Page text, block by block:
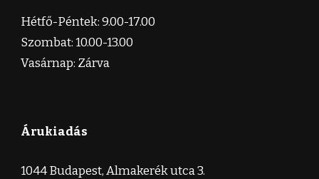
Hétfő-Péntek: 9.00-17.00
Szombat: 10.00-13.00
Vasárnap: Zárva
Árukiadás
1044 Budapest, Almakerék utca 3.